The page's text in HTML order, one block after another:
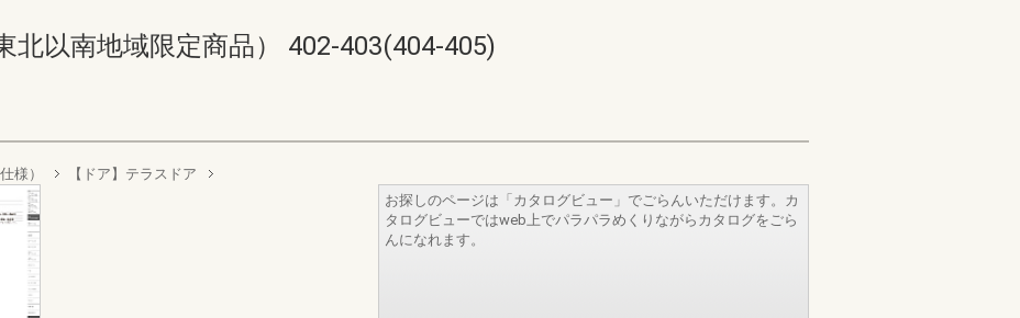
北以南地域限定商品） 402-403(404-405)
様） 【ドア】テラスドア
お探しのページは「カタログビュー」でごらんいただけます。カ
タログビューではweb上でパラパラめくりながらカタログをごら
んになれます。